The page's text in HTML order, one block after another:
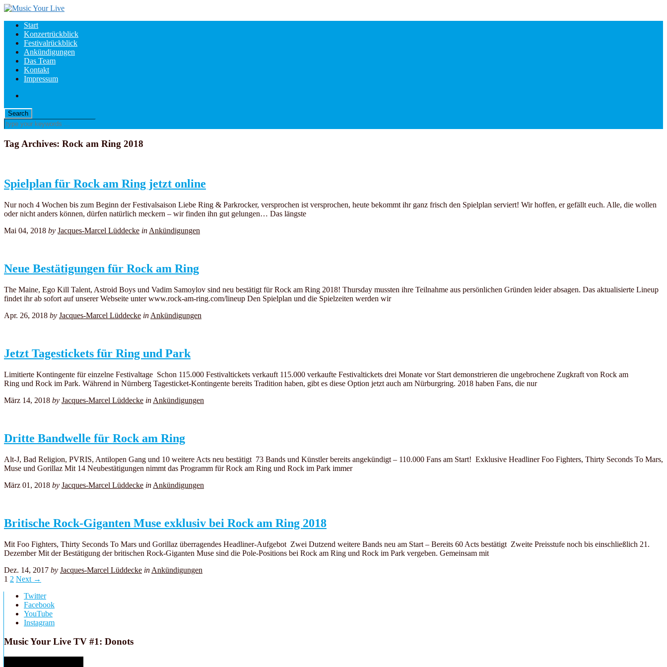
Start
Konzertrückblick
Festivalrückblick
Ankündigungen
Das Team
Kontakt
Impressum
Tag Archives: Rock am Ring 2018
Spielplan für Rock am Ring jetzt online
Nur noch 4 Wochen bis zum Beginn der Festivalsaison Liebe Ring & Parkrocker, versprochen ist versprochen, heute bekommt ihr ganz frisch den Spielplan serviert! Wir hoffen, er gefällt euch. Alle, die wollen
oder nicht anders können, dürfen natürlich meckern – wir finden ihn gut gelungen… Das längste
Mai 04, 2018 by Jacques-Marcel Lüddecke in Ankündigungen
Neue Bestätigungen für Rock am Ring
The Maine, Ego Kill Talent, Astroid Boys und Vadim Samoylov sind neu bestätigt für Rock am Ring 2018! Thursday mussten ihre Teilnahme aus persönlichen Gründen leider absagen. Das aktualisierte Lineup
findet ihr ab sofort auf unserer Webseite unter www.rock-am-ring.com/lineup Den Spielplan und die Spielzeiten werden wir
Apr. 26, 2018 by Jacques-Marcel Lüddecke in Ankündigungen
Jetzt Tagestickets für Ring und Park
Limitierte Kontingente für einzelne Festivaltage Schon 115.000 Festivaltickets verkauft 115.000 verkaufte Festivaltickets drei Monate vor Start demonstrieren die ungebrochene Zugkraft von Rock am
Ring und Rock im Park. Während in Nürnberg Tagesticket-Kontingente bereits Tradition haben, gibt es diese Option jetzt auch am Nürburgring. 2018 haben Fans, die nur
März 14, 2018 by Jacques-Marcel Lüddecke in Ankündigungen
Dritte Bandwelle für Rock am Ring
Alt-J, Bad Religion, PVRIS, Antilopen Gang und 10 weitere Acts neu bestätigt 73 Bands und Künstler bereits angekündigt – 110.000 Fans am Start! Exklusive Headliner Foo Fighters, Thirty Seconds To Mars,
Muse und Gorillaz Mit 14 Neubestätigungen nimmt das Programm für Rock am Ring und Rock im Park immer
März 01, 2018 by Jacques-Marcel Lüddecke in Ankündigungen
Britische Rock-Giganten Muse exklusiv bei Rock am Ring 2018
Mit Foo Fighters, Thirty Seconds To Mars und Gorillaz überragendes Headliner-Aufgebot Zwei Dutzend weitere Bands neu am Start – Bereits 60 Acts bestätigt Zweite Preisstufe noch bis einschließlich 21.
Dezember Mit der Bestätigung der britischen Rock-Giganten Muse sind die Pole-Positions bei Rock am Ring und Rock im Park vergeben. Gemeinsam mit
Dez. 14, 2017 by Jacques-Marcel Lüddecke in Ankündigungen
1 2 Next →
Twitter
Facebook
YouTube
Instagram
Music Your Live TV #1: Donots